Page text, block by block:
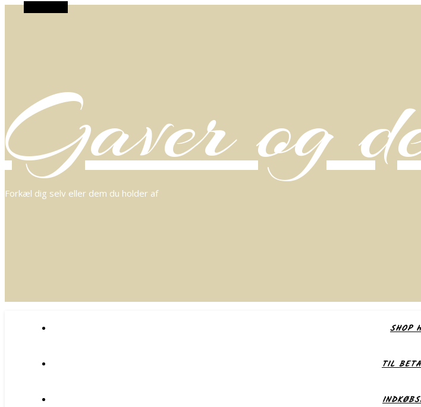
Gaver og
Forkæl dig selv eller dem du holder af
SHOP
TIL